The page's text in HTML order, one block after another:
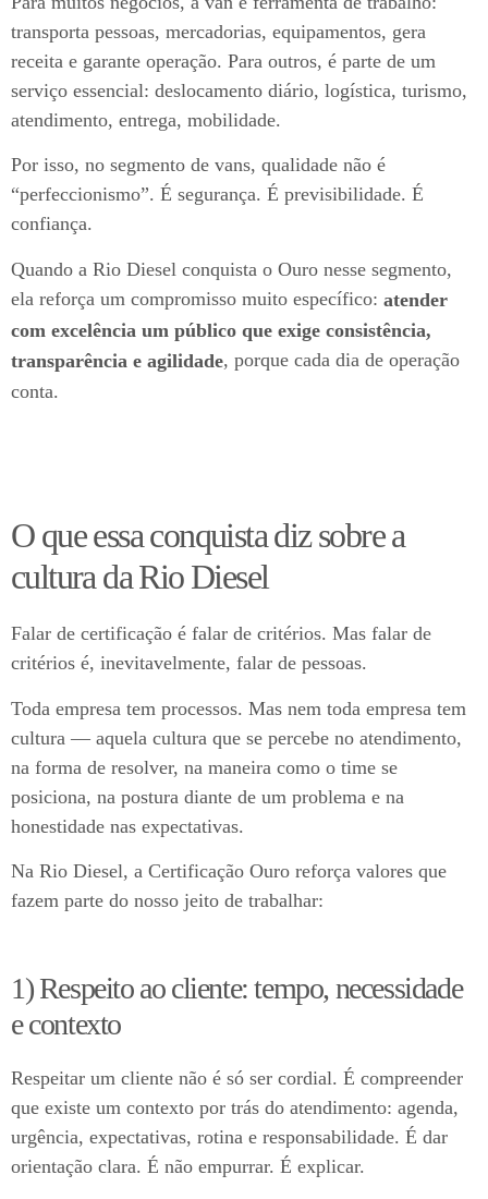
transporta pessoas, mercadorias, equipamentos, gera
receita e garante operação. Para outros, é parte de um
serviço essencial: deslocamento diário, logística, turismo,
atendimento, entrega, mobilidade.
Por isso, no segmento de vans, qualidade não é
“perfeccionismo”. É segurança. É previsibilidade. É
confiança.
Quando a Rio Diesel conquista o Ouro nesse segmento,
ela reforça um compromisso muito específico: atender
com excelência um público que exige consistência,
transparência e agilidade, porque cada dia de operação
conta.
O que essa conquista diz sobre a
cultura da Rio Diesel
Falar de certificação é falar de critérios. Mas falar de
critérios é, inevitavelmente, falar de pessoas.
Toda empresa tem processos. Mas nem toda empresa tem
cultura — aquela cultura que se percebe no atendimento,
na forma de resolver, na maneira como o time se
posiciona, na postura diante de um problema e na
honestidade nas expectativas.
Na Rio Diesel, a Certificação Ouro reforça valores que
fazem parte do nosso jeito de trabalhar:
1) Respeito ao cliente: tempo, necessidade
e contexto
Respeitar um cliente não é só ser cordial. É compreender
que existe um contexto por trás do atendimento: agenda,
urgência, expectativas, rotina e responsabilidade. É dar
orientação clara. É não empurrar. É explicar.